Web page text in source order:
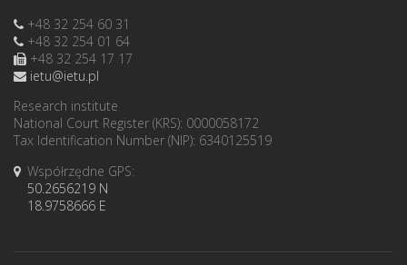
+48 32 254 60 31
+48 32 254 01 64
+48 32 254 17 17
ietu@ietu.pl
Research institute
National Court Register (KRS): 0000058172
Tax Identification Number (NIP): 6340125519
Współrzędne GPS:
50.2656219 N
18.9758666 E